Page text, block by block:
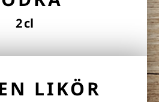
2 cl
LIKÖR